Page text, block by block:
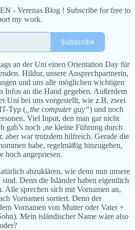
- Verenas Blog ! Subscribe for free to
my work.
Subscribe
an der Uni einen Orientation Day für
Hildur, unsere Ansprechpartnerin,
und uns alle möglichen wichtigen
Infos an die Hand gegeben. Außerdem
Uni bei uns vorgestellt, wie z.B. zwei
Typ ( „the computer guy“) und noch
Viel Input, den man gar nicht
gab’s noch ‚ne kleine Führung durch
aber war trotzdem hilfreich. Gerade die
habe, regelmäßig hinzugehen,
hoch angepriesen.
abzuklären, wie denn nun unsere
Denn die Isländer haben eigentlich
Alle sprechen sich mit Vornamen an,
Vornamen sortiert. Denn der
Vornamen von Mutter oder Vater +
Mein isländischer Name wäre also